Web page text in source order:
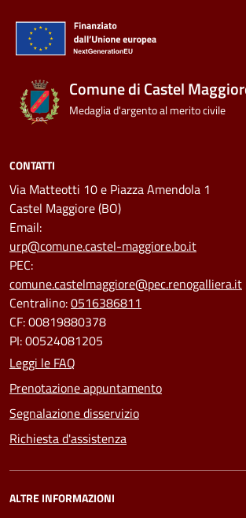
Comune di Castel
Medaglia d'argento al merito civile
CONTATTI
Via Matteotti 10 e Piazza Amendola 1
Castel Maggiore (BO)
Email:
urp@comune.castel-maggiore.bo.it
PEC:
comune.castelmaggiore@pec.renogalliera.it
Centralino:0516386811
CF: 00819880378
PI: 00524081205
Leggi le FAQ
Prenotazione appuntamento
Segnalazione disservizio
Richiesta d'assistenza
ALTRE INFORMAZIONI